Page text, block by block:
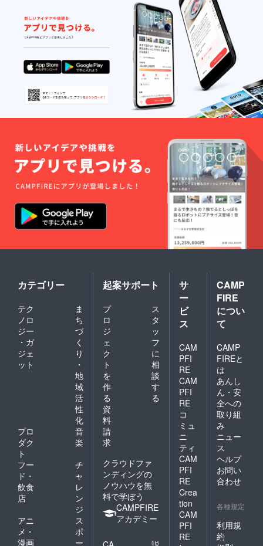
カテゴリー
テク
ノロ
ジー
・ガ
ジェ
ット
ま
ち
づ
く
り
・
地
域
活
性
化
プロ
ダク
ト
音
楽
フー
ド・
飲食
店
チ
ャ
レ
ン
ジ
アニ
メ・
漫画
ス
ポ
ー
起案サポート
プ
ロ
ジ
ェ
ク
ト
を
作
る
ス
タ
ッ
フ
に
相
談
す
る
資
料
請
求
クラウドファ
ンディングの
ノウハウを無
料で学ぼう
CAMPFIRE
アカデミー
サ
ー
ビ
ス
CAM
PFI
RE
CAM
PFI
RE
コ
ミュ
ニ
ティ
CAM
PFI
RE
Crea
tion
CAM
PFI
RE
CAMP
FIRE
につい
て
CAMP
FIREと
は
あんし
ん・安
全への
取り組
み
ニュー
ス
ヘルプ
お問い
合わせ
各種規定
利用規
約